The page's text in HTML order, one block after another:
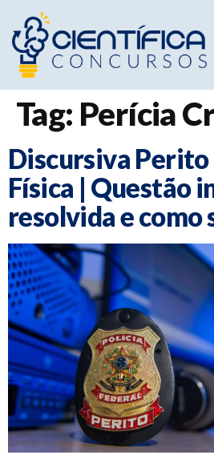
Tag: Perícia
Discursiva Perito
Física | Questão
resolvida e como